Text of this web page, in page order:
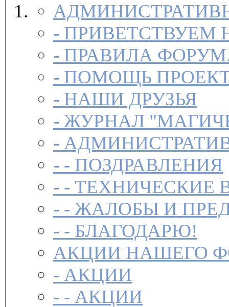
- ПРИВЕТСТВУЕМ
-
ПРАВИЛА
- ПОМОЩЬ
- НАШИ ДРУЗЬЯ
- ЖУРНАЛ
-
- - ПОЗДРАВЛЕНИЯ
- - ТЕХНИЧЕСКИЕ
- - ЖАЛОБЫ И
- - БЛАГОДАРЮ!
АКЦИИ НАШЕГО
- АКЦИИ
- - АКЦИИ